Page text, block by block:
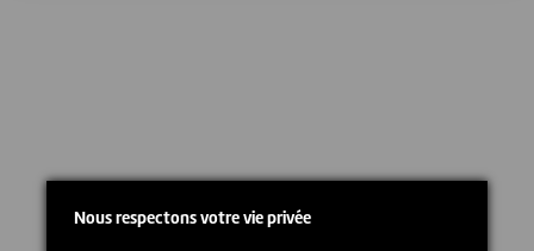
Nous respectons votre vie privée